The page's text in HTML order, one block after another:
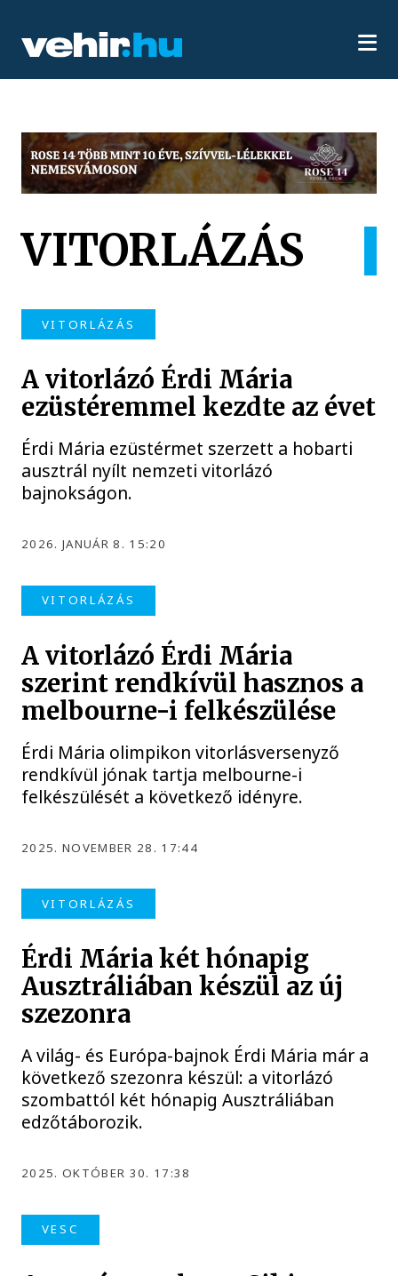
VITORLÁZÁS
VITORLÁZÁS
A vitorlázó Érdi Mária
ezüstéremmel kezdte az évet
Érdi Mária ezüstérmet szerzett a hobarti
ausztrál nyílt nemzeti vitorlázó
bajnokságon.
2026. JANUÁR 8. 15:20
VITORLÁZÁS
A vitorlázó Érdi Mária
szerint rendkívül hasznos a
melbourne-i felkészülése
Érdi Mária olimpikon vitorlásversenyző
rendkívül jónak tartja melbourne-i
felkészülését a következő idényre.
2025. NOVEMBER 28. 17:44
VITORLÁZÁS
Érdi Mária két hónapig
Ausztráliában készül az új
szezonra
A világ- és Európa-bajnok Érdi Mária már a
következő szezonra készül: a vitorlázó
szombattól két hónapig Ausztráliában
edzőtáborozik.
2025. OKTÓBER 30. 17:38
VESC